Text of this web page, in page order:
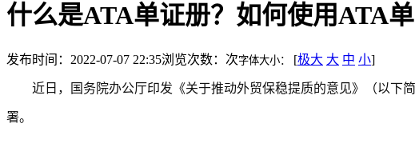
什么是ATA单证册？如何使用ATA单
发布时间：2022-07-07 22:35浏览次数： 次字体大小： [极大 大 中 小]
近日，国务院办公厅印发《关于推动外贸保稳提质的意见》（以下
署。